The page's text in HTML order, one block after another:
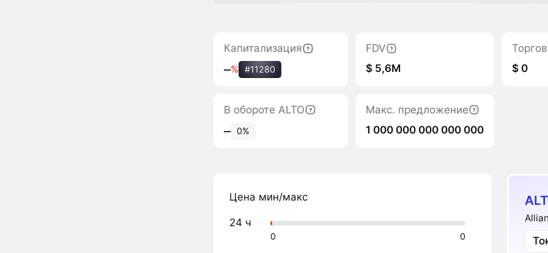
Капитализация
‒% #11280
FDV
$ 5,6M
$ 0
В обороте ALTO
‒ 0%
Макс. предложение
1 000 000 000 000 000
Цена мин/макс
24 ч
0 0